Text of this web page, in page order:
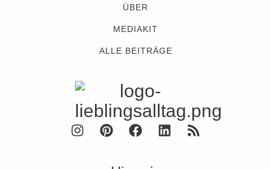
ÜBER
MEDIAKIT
ALLE BEITRÄGE